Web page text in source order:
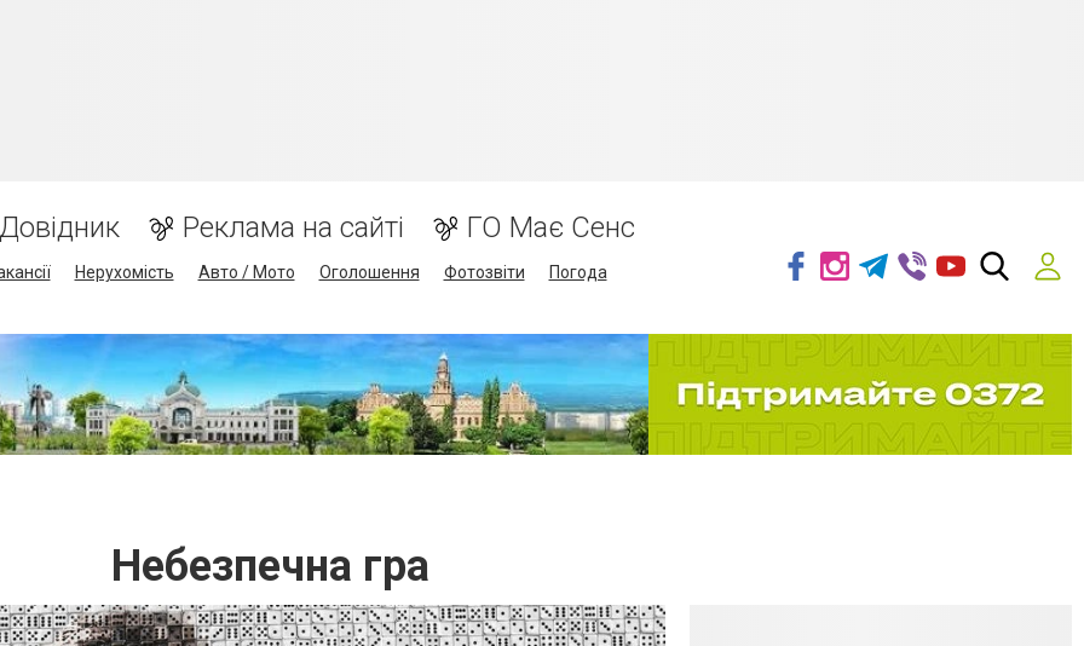
Реклама на сайті ГО Має Сенс
Нерухомість Авто / Мото Оголошення Фотозвіти Погода
Небезпечна гра